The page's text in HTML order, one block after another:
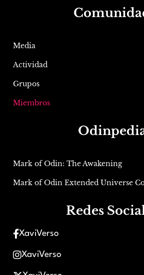
Media
Actividad
Grupos
Miembros
Mark of Odin: The Awakening
Mark of Odin Extended Universe
Redes
XaviVerso
XaviVerso